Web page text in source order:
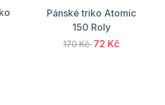
Pánské triko Atomic
150 Roly
170 Kč 72 Kč